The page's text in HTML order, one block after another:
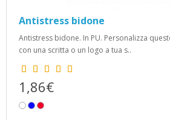
Antistress bidone
Antistress bidone. In PU. Personalizza
con una scritta o un logo a tua s..
1,86€